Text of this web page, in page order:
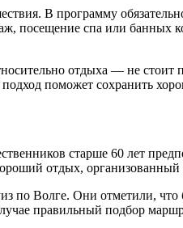
В программу
посещение спа или
отдыха — не
поможет сохранить
старше 60 лет
отдых,
по Волге. Они отметили,
правильный подбор